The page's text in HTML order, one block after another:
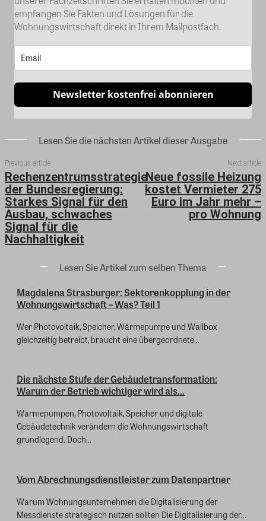
empfangen Sie Fakten und Lösungen für die
Wohnungswirtschaft direkt in Ihrem Mailpostfach.
Newsletter kostenfrei abonnieren
Lesen Sie die nächsten Artikel dieser Ausgabe
Previous article
Rechenzentrumsstrategie
der Bundesregierung:
Starkes Signal für den
Ausbau, schwaches
Signal für die
Nachhaltigkeit
Next article
Neue fossile Heizung
kostet Vermieter 275
Euro im Jahr mehr –
pro Wohnung
Lesen Sie Artikel zum selben Thema
Magdalena Strasburger: Sektorenkopplung in der
Wohnungswirtschaft – Was? Teil 1
Wer Photovoltaik, Speicher, Wärmepumpe und Wallbox
gleichzeitig betreibt, braucht eine übergeordnete...
Die nächste Stufe der Gebäudetransformation:
Warum der Betrieb wichtiger wird als...
Wärmepumpen, Photovoltaik, Speicher und digitale
Gebäudetechnik verändern die Wohnungswirtschaft
grundlegend. Doch...
Vom Abrechnungsdienstleister zum Datenpartner
Warum Wohnungsunternehmen die Digitalisierung der
Messdienste strategisch nutzen sollten Die Digitalisierung der...